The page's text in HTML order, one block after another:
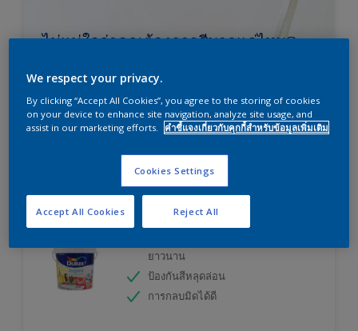
ไม่แน่ใจว่าคุณต้องการสีมากแค่ไหน?
ลองใช้เครื่องคำนวณสีของเราแล้วหาคำตอบ
เครื่องคิดเลขสี
ดูลักซ์ อินสไปร์ สีน้ำทาภายใน (ชนิดกึ่งเงา)
ยาวนาน
ป้องกันสีหลุดล่อน
การกลบมิดได้ดี
We respect your privacy.
By clicking “Accept All Cookies”, you agree to the storing of cookies
on your device to enhance site navigation, analyze site usage, and
assist in our marketing efforts.
คำชี้แจงเกี่ยวกับคุกกี้สำหรับข้อมูลเพิ่มเติม
Cookies Settings
Reject All
Accept All Cookies